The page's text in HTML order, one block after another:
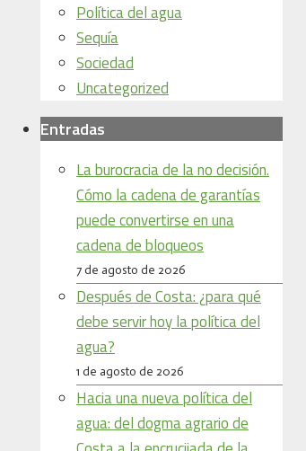
Política del agua
Sequía
Sociedad
Uncategorized
Entradas
La burocracia de la no decisión.
Cómo la cadena de garantías
puede convertirse en una
cadena de bloqueos
7 de agosto de 2026
Después de Costa: ¿para qué
debe servir hoy la política del
agua?
1 de agosto de 2026
Hacia una nueva política del
agua: del dogma agrario de